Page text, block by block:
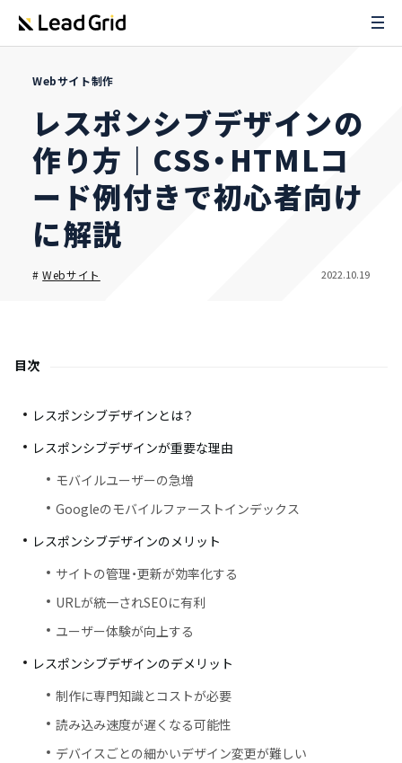
Webサイト制作
レスポンシブデザインの
作り方｜CSS・HTMLコ
ード例付きで初心者向け
に解説
#Webサイト 2022.10.19
目次
レスポンシブデザインとは？
レスポンシブデザインが重要な理由
モバイルユーザーの急増
Googleのモバイルファーストインデックス
レスポンシブデザインのメリット
サイトの管理・更新が効率化する
URLが統一されSEOに有利
ユーザー体験が向上する
レスポンシブデザインのデメリット
制作に専門知識とコストが必要
読み込み速度が遅くなる可能性
デバイスごとの細かいデザイン変更が難しい